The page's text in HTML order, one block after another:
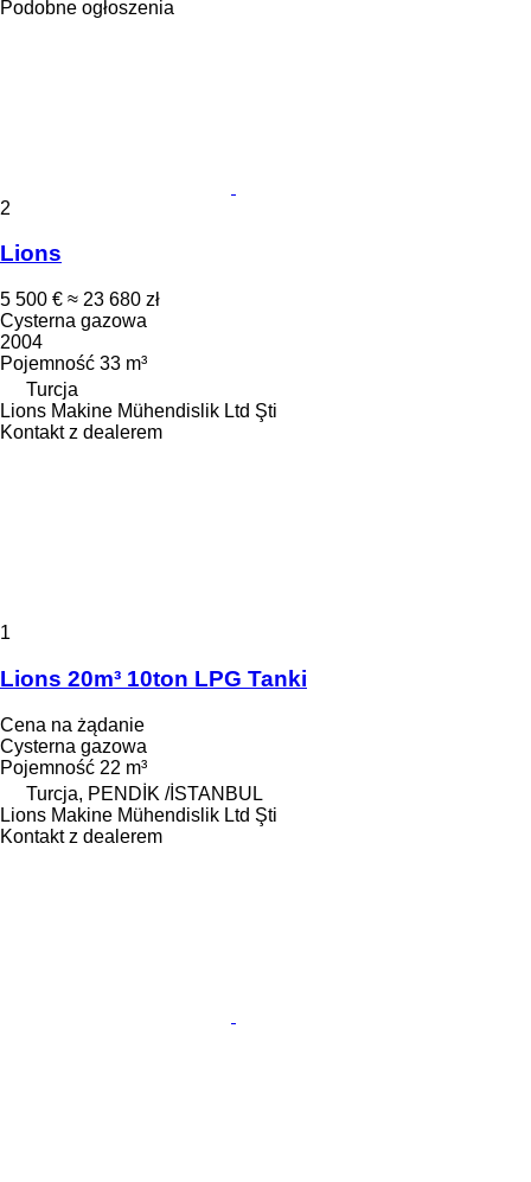
Podobne ogłoszenia
2
Lions
5 500 € ≈ 23 680 zł
Cysterna gazowa
2004
Pojemność 33 m³
Turcja
Lions Makine Mühendislik Ltd Şti
Kontakt z dealerem
1
Lions 20m³ 10ton LPG Tanki
Cena na żądanie
Cysterna gazowa
Pojemność 22 m³
Turcja, PENDİK /İSTANBUL
Lions Makine Mühendislik Ltd Şti
Kontakt z dealerem